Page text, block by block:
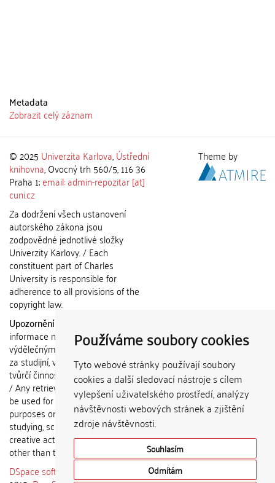
Používáme soubory cookies
Tyto webové stránky používají soubory
cookies a další sledovací nástroje s cílem
vylepšení uživatelského prostředí, analýzy
návštěvnosti webových stránek a zjištění
zdroje návštěvnosti.
Souhlasím
Odmítám
Metadata
Zobrazit celý záznam
© 2025 Univerzita Karlova,Ústřední
knihovna, Ovocný trh 560/5, 116 36
Praha 1;email: admin-repozitar [at]
cuni.cz
Za dodržení všech ustanovení
autorského zákona jsou
zodpovědné jednotlivé složky
Univerzity Karlovy. / Each
constituent part of Charles
University is responsible for
adherence to all provisions of the
copyright law.
Upozornění / Notice:
informace nemohou být použity k
výdělečným účelům nebo vydávány
za studijní, vědeckou nebo jinou
tvůrčí činnost jiné osoby než autora.
/ Any retrieved information shall not
be used for any commercial
purposes or claimed as results of
studying, scientific or any other
creative activities of any person
other than the author.
DSpace software
copyright © 2002-
Theme by